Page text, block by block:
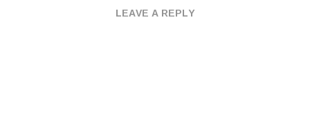
LEAVE A REPLY